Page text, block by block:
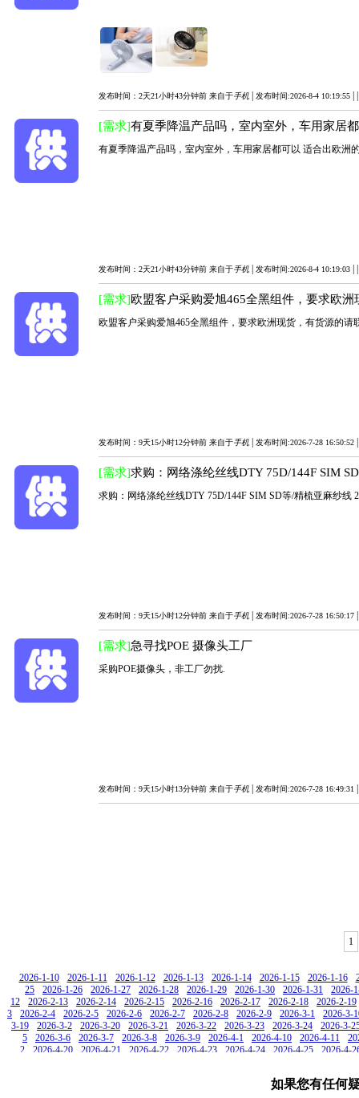
发布时间：2天21小时43分钟前 来自于手机 |发布时间:2026-8-4 10:19:55
[需求]有夏季降温产品吗，室内室外，车用家居
有夏季降温产品吗，室内室外，车用家居都可以 适合出欧洲
发布时间：2天21小时43分钟前 来自于手机 |发布时间:2026-8-4 10:19:03
[需求]欧盟客户采购爱旭465全黑组件，要求欧洲
欧盟客户采购爱旭465全黑组件，要求欧洲现货，有货源的请
发布时间：9天15小时12分钟前 来自于手机 |发布时间:2026-7-28 16:50:52
[需求]求购：网络涤纶丝线DTY 75D/144F SIM
求购：网络涤纶丝线DTY 75D/144F SIM SD等/精梳亚麻纱线
发布时间：9天15小时12分钟前 来自于手机 |发布时间:2026-7-28 16:50:17
[需求]急寻找POE 摄像头工厂
采购POE摄像头，非工厂勿扰.
发布时间：9天15小时13分钟前 来自于手机 |发布时间:2026-7-28 16:49:31
1
2026-1-10 2026-1-11 2026-1-12 2026-1-13 2026-1-14 2026-1-15 2026-1-16
25
2026-1-26 2026-1-27 2026-1-28 2026-1-29 2026-1-30 2026-1-31
2026-
12
2026-2-13 2026-2-14 2026-2-15 2026-2-16 2026-2-17 2026-2-18
2026-2-19
3
2026-2-4 2026-2-5 2026-2-6 2026-2-7 2026-2-8 2026-2-9 2026-3-1
2026-3-
3-19
2026-3-2 2026-3-20 2026-3-21 2026-3-22 2026-3-23 2026-3-24
2026-3-
5
2026-3-6 2026-3-7 2026-3-8 2026-3-9 2026-4-1 2026-4-10 2026-4-11
2
2026-4-20 2026-4-21 2026-4-22 2026-4-23 2026-4-24 2026-4-25
2026-4-
2026-6-14
2026-6-15
如果您有任何